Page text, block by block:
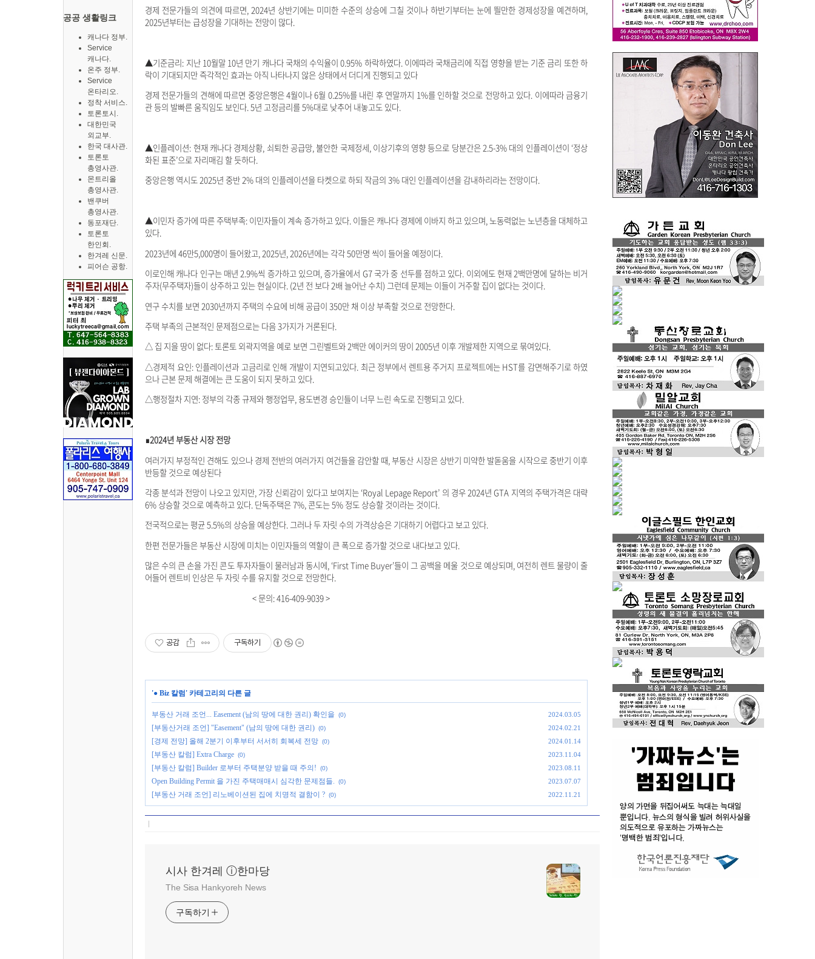
공공 생활링크
캐나다 정부.
Service
캐나다.
온주 정부.
Service
온타리오.
정착 서비스.
토론토시.
대한민국
외교부.
한국 대사관.
토론토
총영사관.
몬트리올
총영사관.
밴쿠버
총영사관.
동포재단.
토론토
한인회.
한겨레 신문.
피어슨 공항.
경제 전문가들의 의견에 따르면, 2024년 상반기에는 미미한 수준의 상승에 그칠 것이나 하반기부터는 눈에 띌만한 경제성장을 예견하며,
2025년부터는 급성장을 기대하는 전망이 많다.
▲기준금리: 지난 10월말 10년 만기 캐나다 국채의 수익율이 0.95% 하락하였다. 이에따라 국채금리에 직접 영향을 받는 기준 금리 또한 하
락이 기대되지만 즉각적인 효과는 아직 나타나지 않은 상태에서 더디게 진행되고 있다
경제 전문가들의 견해에 따르면 중앙은행은 4월이나 6월 0.25%를 내린 후 연말까지 1%를 인하할 것으로 전망하고 있다. 이에따라 금융기
관 등의 발빠른 움직임도 보인다. 5년 고정금리를 5%대로 낮추어 내놓고도 있다.
▲인플레이션: 현재 캐나다 경제상황, 쇠퇴한 공급망, 불안한 국제정세, 이상기후의 영향 등으로 당분간은 2.5-3% 대의 인플레이션이 ‘정상
화된 표준’으로 자리매김 할 듯하다.
중앙은행 역시도 2025년 중반 2% 대의 인플레이션을 타켓으로 하되 작금의 3% 대인 인플레이션을 감내하리라는 전망이다.
▲이민자 증가에 따른 주택부족: 이민자들이 계속 증가하고 있다. 이들은 캐나다 경제에 이바지 하고 있으며, 노동력없는 노년층을 대체하고
있다.
2023년에 46만5,000명이 들어왔고, 2025년, 2026년에는 각각 50만명 씩이 들어올 예정이다.
이로인해 캐나다 인구는 매년 2.9%씩 증가하고 있으며, 증가율에서 G7 국가 중 선두를 점하고 있다. 이외에도 현재 2백만명에 달하는 비거
주자(무주택자)들이 상주하고 있는 현실이다. (2년 전 보다 2배 늘어난 수치) 그런데 문제는 이들이 거주할 집이 없다는 것이다.
연구 수치를 보면 2030년까지 주택의 수요에 비해 공급이 350만 채 이상 부족할 것으로 전망한다.
주택 부족의 근본적인 문제점으로는 다음 3가지가 거론된다.
△ 집 지을 땅이 없다: 토론토 외곽지역을 예로 보면 그린벨트와 2백만 에이커의 땅이 2005년 이후 개발제한 지역으로 묶여있다.
△경제적 요인: 인플레이션과 고금리로 인해 개발이 지연되고있다. 최근 정부에서 렌트용 주거지 프로젝트에는 HST를 감면해주기로 하였
으나 근본 문제 해결에는 큰 도움이 되지 못하고 있다.
△행정절차 지연: 정부의 각종 규제와 행정업무, 용도변경 승인들이 너무 느린 속도로 진행되고 있다.
∎2024년 부동산 시장 전망
여러가지 부정적인 견해도 있으나 경제 전반의 여러가지 여건들을 감안할 때, 부동산 시장은 상반기 미약한 발돋움을 시작으로 중반기 이후
반등할 것으로 예상된다
각종 분석과 전망이 나오고 있지만, 가장 신뢰감이 있다고 보여지는 ‘Royal Lepage Report’ 의 경우 2024년 GTA 지역의 주택가격은 대략
6% 상승할 것으로 예측하고 있다. 단독주택은 7%, 콘도는 5% 정도 상승할 것이라는 것이다.
전국적으로는 평균 5.5%의 상승을 예상한다. 그러나 두 자릿 수의 가격상승은 기대하기 어렵다고 보고 있다.
한편 전문가들은 부동산 시장에 미치는 이민자들의 역할이 큰 폭으로 증가할 것으로 내다보고 있다.
많은 수의 큰 손을 가진 콘도 투자자들이 물러남과 동시에, ‘First Time Buyer’들이 그 공백을 메울 것으로 예상되며, 여전히 렌트 물량이 줄
어들어 렌트비 인상은 두 자릿 수를 유지할 것으로 전망한다.
< 문의: 416-409-9039 >
공감 구독하기
'● Biz 칼럼 ' 카테고리의 다른 글
부동산 거래 조언... Easement (남의 땅에 대한 권리) 확인을 (0) 2024.03.05
[부동산거래 조언] "Easement" (남의 땅에 대한 권리) (0) 2024.02.21
[경제 전망] 올해 2분기 이후부터 서서히 회복세 전망 (0) 2024.01.14
[부동산 칼럼] Extra Charge (0) 2023.11.04
[부동산 칼럼] Builder 로부터 주택분양 받을 때 주의! (0) 2023.08.11
Open Building Permit 을 가진 주택매매시 심각한 문제점들. (0) 2023.07.07
[부동산 거래 조언] 리노베이션된 집에 치명적 결함이 ? (0) 2022.11.21
시사 한겨레 ⓘ한마당
The Sisa Hankyoreh News
구독하기